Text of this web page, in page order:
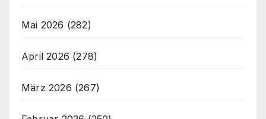
Mai 2026 (282)
April 2026 (278)
März 2026 (267)